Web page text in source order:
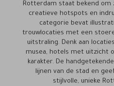
Rotterdam staat bekend om
creatieve hotspots en
categorie bevat
trouwlocaties met een
uitstraling. Denk aan
musea, hotels met uitzicht
karakter. De
lijnen van de stad en
stijlvolle, unieke